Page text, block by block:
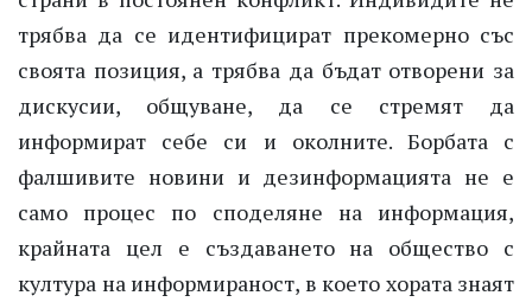
трябва да се идентифицират прекомерно със
своята позиция, а трябва да бъдат отворени за
дискусии, общуване, да се стремят да
информират себе си и околните. Борбата с
фалшивите новини и дезинформацията не е
само процес по споделяне на информация,
крайната цел е създаването на общество с
култура на информираност, в което хората знаят